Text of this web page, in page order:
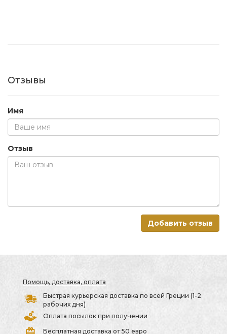
Отзывы
Имя
Отзыв
Добавить отзыв
Помощь, доставка, оплата
Быстрая курьерская доставка по всей Греции (1-2
рабочих дня)
Оплата посылок при получении
Бесплатная доставка от 50 евро